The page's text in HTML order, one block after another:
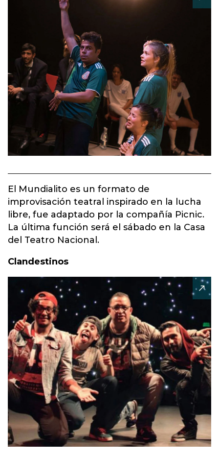
El Mundialito es un formato de
improvisación teatral inspirado en la lucha
libre, fue adaptado por la compañía Picnic.
La última función será el sábado en la Casa
del Teatro Nacional.
Clandestinos